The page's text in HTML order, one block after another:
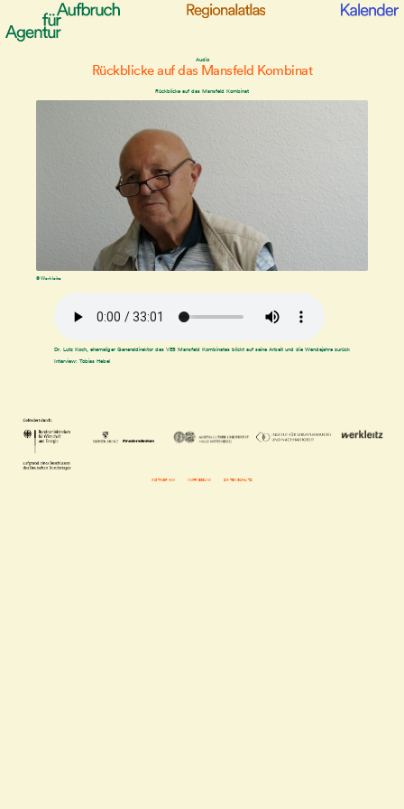
Audio
Rückblicke auf das Mansfeld Kombinat
Rückblicke auf das Mansfeld Kombinat
© Werkleitz
Dr. Lutz Koch, ehemaliger Generaldirektor des VEB Mansfeld Kombinates blickt auf seine Arbeit und die Wendejahre zurück
Interview: Tobias Hebel
INSTAGRAM IMPRESSUM DATENSCHUTZ